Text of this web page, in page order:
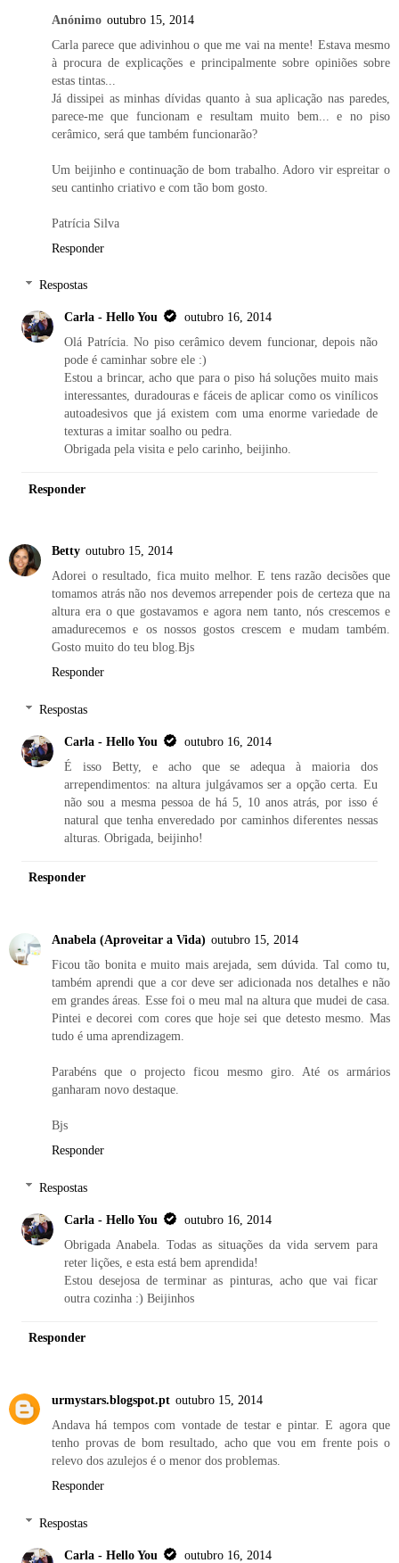
Anónimo outubro 15, 2014
Carla parece que adivinhou o que me vai na mente! Estava mesmo
à procura de explicações e principalmente sobre opiniões sobre
estas tintas...
Já dissipei as minhas dívidas quanto à sua aplicação nas paredes,
parece-me que funcionam e resultam muito bem... e no piso
cerâmico, será que também funcionarão?
Um beijinho e continuação de bom trabalho. Adoro vir espreitar o
seu cantinho criativo e com tão bom gosto.
Patrícia Silva
Responder
Respostas
Carla - Hello You
outubro 16, 2014
Olá Patrícia. No piso cerâmico devem funcionar, depois não
pode é caminhar sobre ele :)
Estou a brincar, acho que para o piso há soluções muito mais
interessantes, duradouras e fáceis de aplicar como os vinílicos
autoadesivos que já existem com uma enorme variedade de
texturas a imitar soalho ou pedra.
Obrigada pela visita e pelo carinho, beijinho.
Responder
Betty outubro 15, 2014
Adorei o resultado, fica muito melhor. E tens razão decisões que
tomamos atrás não nos devemos arrepender pois de certeza que na
altura era o que gostavamos e agora nem tanto, nós crescemos e
amadurecemos e os nossos gostos crescem e mudam também.
Gosto muito do teu blog.Bjs
Responder
Respostas
Carla - Hello You
outubro 16, 2014
É isso Betty, e acho que se adequa à maioria dos
arrependimentos: na altura julgávamos ser a opção certa. Eu
não sou a mesma pessoa de há 5, 10 anos atrás, por isso é
natural que tenha enveredado por caminhos diferentes nessas
alturas. Obrigada, beijinho!
Responder
Anabela (Aproveitar a Vida) outubro 15, 2014
Ficou tão bonita e muito mais arejada, sem dúvida. Tal como tu,
também aprendi que a cor deve ser adicionada nos detalhes e não
em grandes áreas. Esse foi o meu mal na altura que mudei de casa.
Pintei e decorei com cores que hoje sei que detesto mesmo. Mas
tudo é uma aprendizagem.
Parabéns que o projecto ficou mesmo giro. Até os armários
ganharam novo destaque.
Bjs
Responder
Respostas
Carla - Hello You
outubro 16, 2014
Obrigada Anabela. Todas as situações da vida servem para
reter lições, e esta está bem aprendida!
Estou desejosa de terminar as pinturas, acho que vai ficar
outra cozinha :) Beijinhos
Responder
urmystars.blogspot.pt outubro 15, 2014
Andava há tempos com vontade de testar e pintar. E agora que
tenho provas de bom resultado, acho que vou em frente pois o
relevo dos azulejos é o menor dos problemas.
Responder
Respostas
Carla - Hello You
outubro 16, 2014